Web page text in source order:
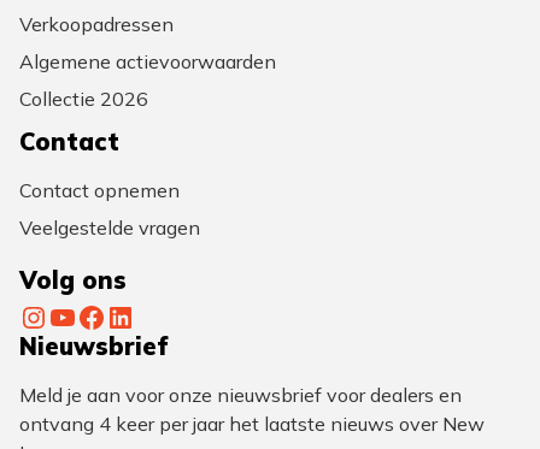
Verkoopadressen
Algemene actievoorwaarden
Collectie 2026
Contact
Contact opnemen
Veelgestelde vragen
Volg ons
InstagramYouTube Facebook LinkedIn
Nieuwsbrief
Meld je aan voor onze nieuwsbrief voor dealers en
ontvang 4 keer per jaar het laatste nieuws over New